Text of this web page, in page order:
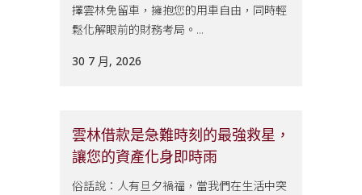
擇雲林免留車，擁抱您的用車自由，同時輕
鬆化解眼前的財務考局。...
30 7 月, 2026
雲林借款是急難時刻的最強救星，
讓您的資產化身即時雨
俗話說：人有旦夕禍福，當我們在生活中突